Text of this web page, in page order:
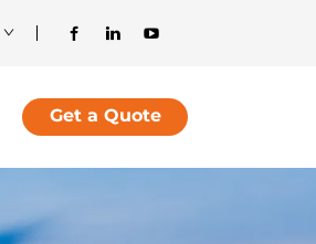
Get a Quote